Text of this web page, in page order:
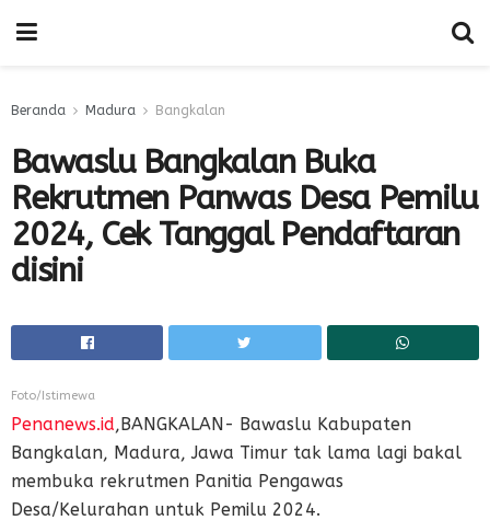
Beranda Madura Bangkalan
Bawaslu Bangkalan Buka
Rekrutmen Panwas Desa Pemilu
2024, Cek Tanggal Pendaftaran
disini
Foto/Istimewa
Penanews.id,BANGKALAN- Bawaslu Kabupaten
Bangkalan, Madura, Jawa Timur tak lama lagi bakal
membuka rekrutmen Panitia Pengawas
Desa/Kelurahan untuk Pemilu 2024.